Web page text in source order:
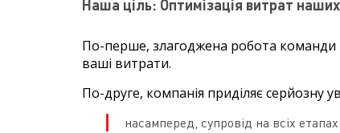
Наша ціль: Оптимізація витрат наших
По-перше, злагоджена робота команди
ваші витрати.
По-друге, компанія приділяє серйозну
насамперед, супровід на всіх етапах